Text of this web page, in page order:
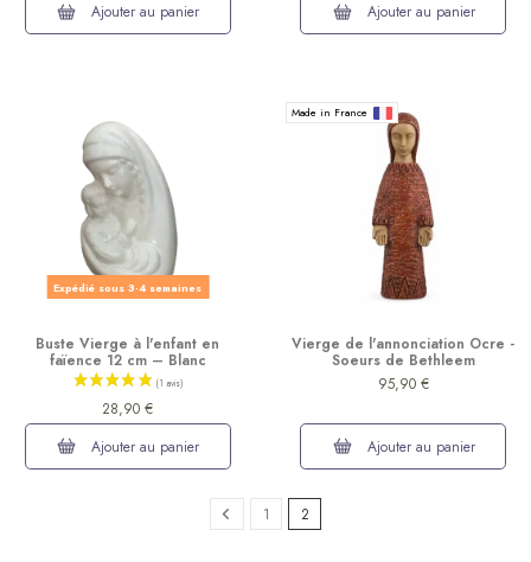
Ajouter au panier
Ajouter au panier
Expédié sous 3-4 semaines
Buste Vierge à l'enfant en
faïence 12 cm – Blanc
28,90 €
Ajouter au panier
Made in France
Vierge de l'annonciation Ocre -
Soeurs de Bethleem
95,90 €
Ajouter au panier
1 2